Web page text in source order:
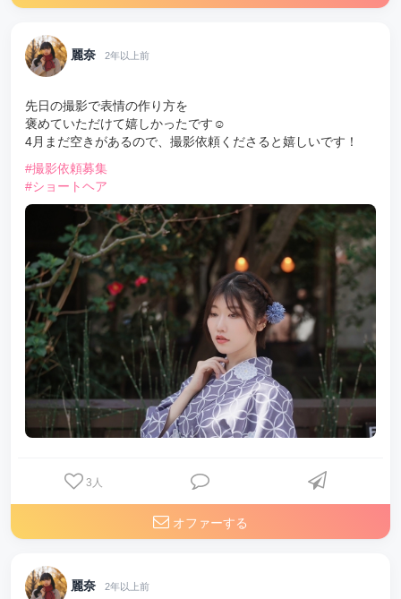
麗奈 2年以上前
先日の撮影で表情の作り方を
褒めていただけて嬉しかったです☺️
4月まだ空きがあるので、撮影依頼くださると嬉しいです！
#撮影依頼募集
#ショートヘア
3 人
オファーする
麗奈 2年以上前